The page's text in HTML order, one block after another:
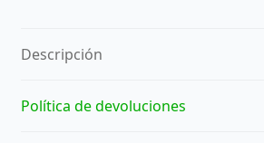
Descripción
Política de devoluciones